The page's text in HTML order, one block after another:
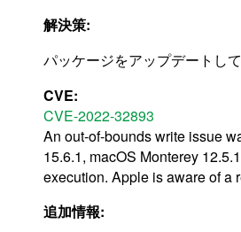
解決策:
パッケージをアップデートして
CVE:
CVE-2022-32893
An out-of-bounds write issue
15.6.1, macOS Monterey
execution. Apple is aware of a
追加情報: